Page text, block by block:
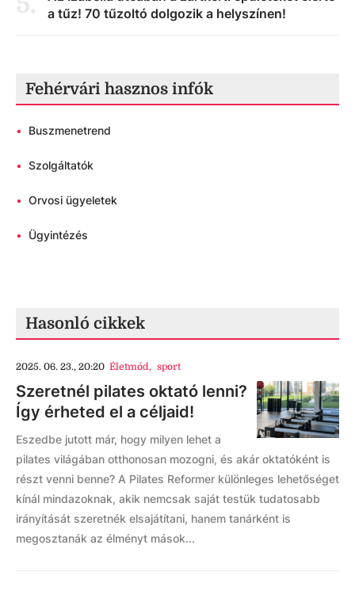
a tűz! 70 tűzoltó dolgozik a helyszínen!
Fehérvári hasznos infók
• Buszmenetrend
• Szolgáltatók
• Orvosi ügyeletek
• Ügyintézés
Hasonló cikkek
2025. 06. 23., 20:20 Életmód, sport
Szeretnél pilates oktató lenni?
Így érheted el a céljaid!
Eszedbe jutott már, hogy milyen lehet a
pilates világában otthonosan mozogni, és akár oktatóként is
részt venni benne? A Pilates Reformer különleges lehetőséget
kínál mindazoknak, akik nemcsak saját testük tudatosabb
irányítását szeretnék elsajátítani, hanem tanárként is
megosztanák az élményt mások...